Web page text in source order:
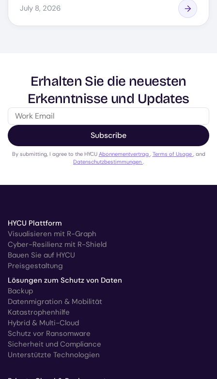
July 8, 2026
Erhalten Sie die neuesten
Erkenntnisse und Updates
Subscribe
By submitting, I agree to the HYCU Abonnementvertrag Terms of Usage , and
Datenschutzbestimmungen
HYCU Plattform
Visualisieren mit R-Graph
Cyber-Resilienz mit R-Shield
Bauen Sie auf HYCU
Preisgestaltung
Lösungen zum Schutz von Daten
Backup
Datenmigration & Mobilität
Katastrophenhilfe
Hybrid & Multi-Cloud
Schutz vor Ransomware
Sicherheit und Compliance
Unterstützte Technologien